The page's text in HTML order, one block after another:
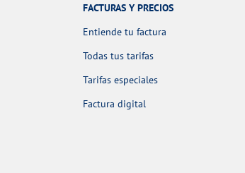
FACTURAS Y PRECIOS
Entiende tu factura
Todas tus tarifas
Tarifas especiales
Factura digital